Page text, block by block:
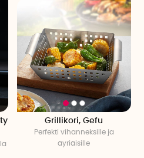
Grillikori, Gefu
Perfekti vihanneksille ja
äyriäisille